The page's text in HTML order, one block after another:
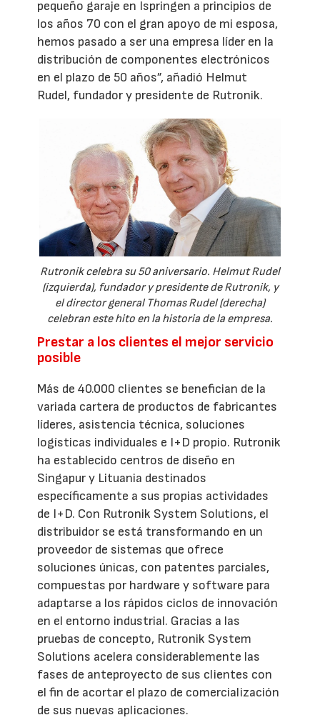
pequeño garaje en Ispringen a principios de
los años 70 con el gran apoyo de mi esposa,
hemos pasado a ser una empresa líder en la
distribución de componentes electrónicos
en el plazo de 50 años”, añadió Helmut
Rudel, fundador y presidente de Rutronik.
Rutronik celebra su 50 aniversario. Helmut Rudel
(izquierda), fundador y presidente de Rutronik, y
el director general Thomas Rudel (derecha)
celebran este hito en la historia de la empresa.
Prestar a los clientes el mejor servicio
posible
Más de 40.000 clientes se benefician de la
variada cartera de productos de fabricantes
líderes, asistencia técnica, soluciones
logísticas individuales e I+D propio. Rutronik
ha establecido centros de diseño en
Singapur y Lituania destinados
específicamente a sus propias actividades
de I+D. Con Rutronik System Solutions, el
distribuidor se está transformando en un
proveedor de sistemas que ofrece
soluciones únicas, con patentes parciales,
compuestas por hardware y software para
adaptarse a los rápidos ciclos de innovación
en el entorno industrial. Gracias a las
pruebas de concepto, Rutronik System
Solutions acelera considerablemente las
fases de anteproyecto de sus clientes con
el fin de acortar el plazo de comercialización
de sus nuevas aplicaciones.